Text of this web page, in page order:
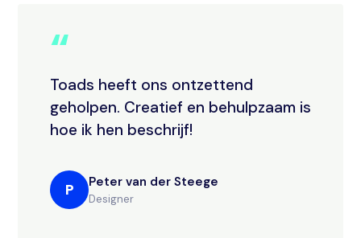
“
Toads heeft ons ontzettend
geholpen. Creatief en behulpzaam is
hoe ik hen beschrijf!
P Peter van der Steege
Designer